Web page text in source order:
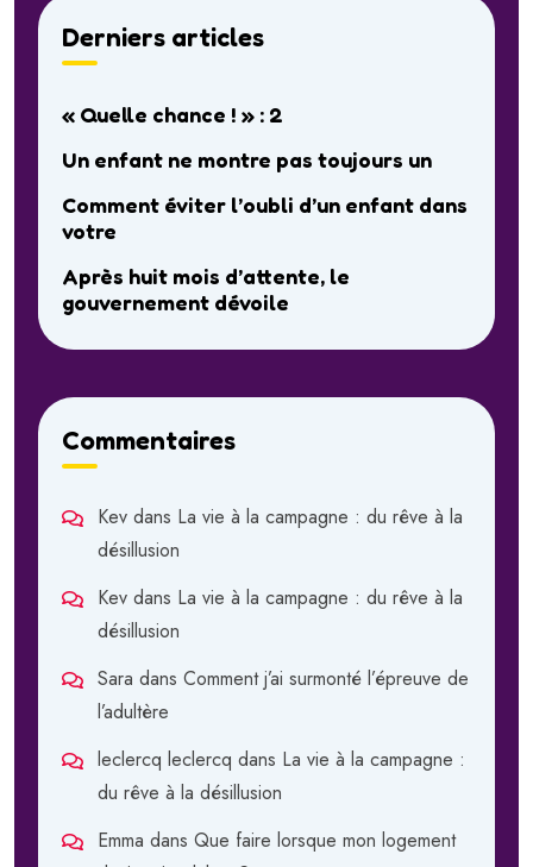
Derniers articles
« Quelle chance ! » : 2
Un enfant ne montre pas toujours un
Comment éviter l’oubli d’un enfant dans
votre
Après huit mois d’attente, le
gouvernement dévoile
Commentaires
Kev dans La vie à la campagne : du rêve à la
désillusion
Kev dans La vie à la campagne : du rêve à la
désillusion
Sara dans Comment j’ai surmonté l’épreuve de
l’adultère
leclercq leclercq dans La vie à la campagne :
du rêve à la désillusion
Emma dans Que faire lorsque mon logement